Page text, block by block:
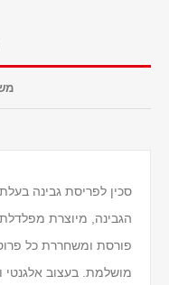
סכין לפריסת גבינה
הגבינה, מיוצרת
פורסת ומשחררת כל
מושלמת. בעצוב אלגנטי